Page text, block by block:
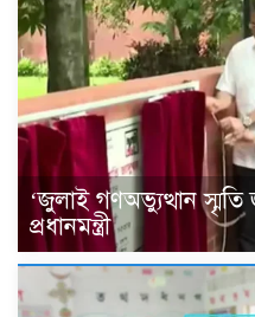
‘জুলাই গণঅভ্যুত্থান
প্রধানমন্ত্রী